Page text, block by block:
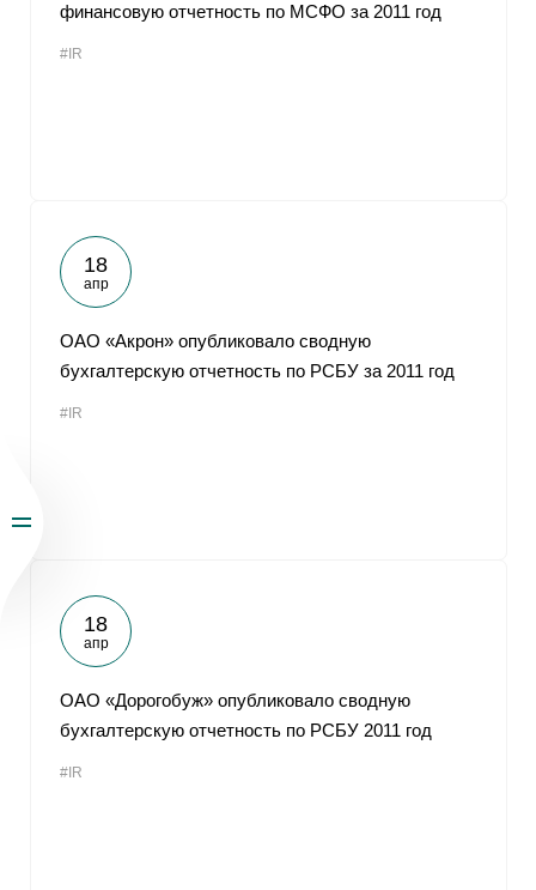
финансовую отчетность по МСФО за 2011 год
#IR
18
апр
ОАО «Акрон» опубликовало сводную
бухгалтерскую отчетность по РСБУ за 2011 год
#IR
18
апр
ОАО «Дорогобуж» опубликовало сводную
бухгалтерскую отчетность по РСБУ 2011 год
#IR